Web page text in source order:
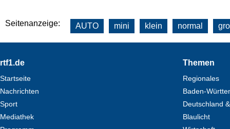
Seitenanzeige: AUTO mini klein normal
Footer
rtf1.de
Startseite
Nachrichten
Sport
Mediathek
Themen
Regionales
Baden-
Deutschland
Blaulicht